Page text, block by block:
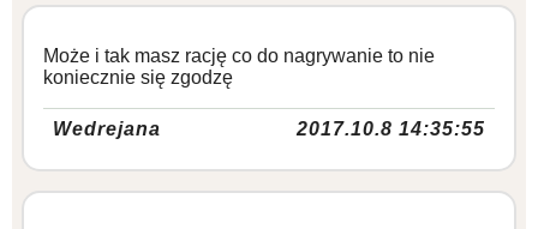
Może i tak masz rację co do nagrywanie to nie
koniecznie się zgodzę
Wedrejana 2017.10.8 14:35:55